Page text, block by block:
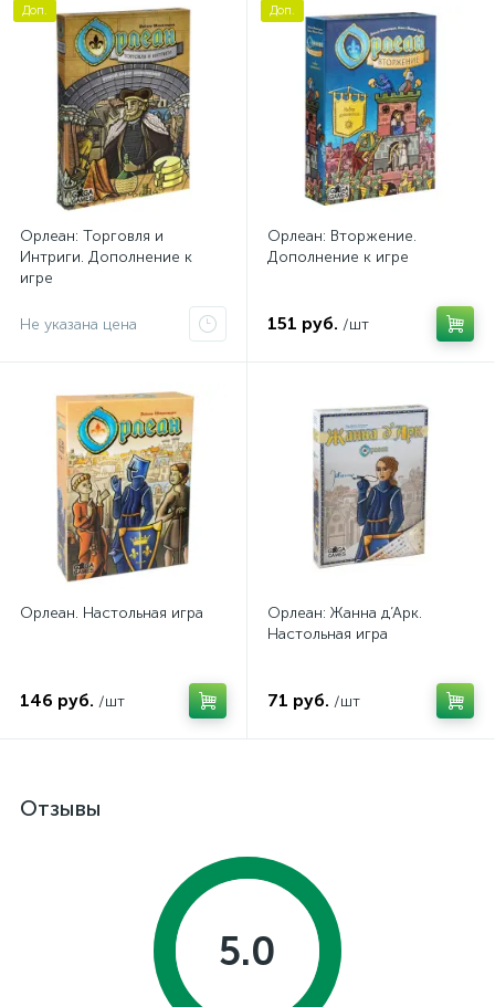
Доп.
Орлеан: Торговля и
Интриги. Дополнение к
игре
Не указана цена
Доп.
Орлеан: Вторжение.
Дополнение к игре
151 руб. /шт
Орлеан. Настольная игра
146 руб. /шт
Орлеан: Жанна д’Арк.
Настольная игра
71 руб. /шт
Отзывы
5.0